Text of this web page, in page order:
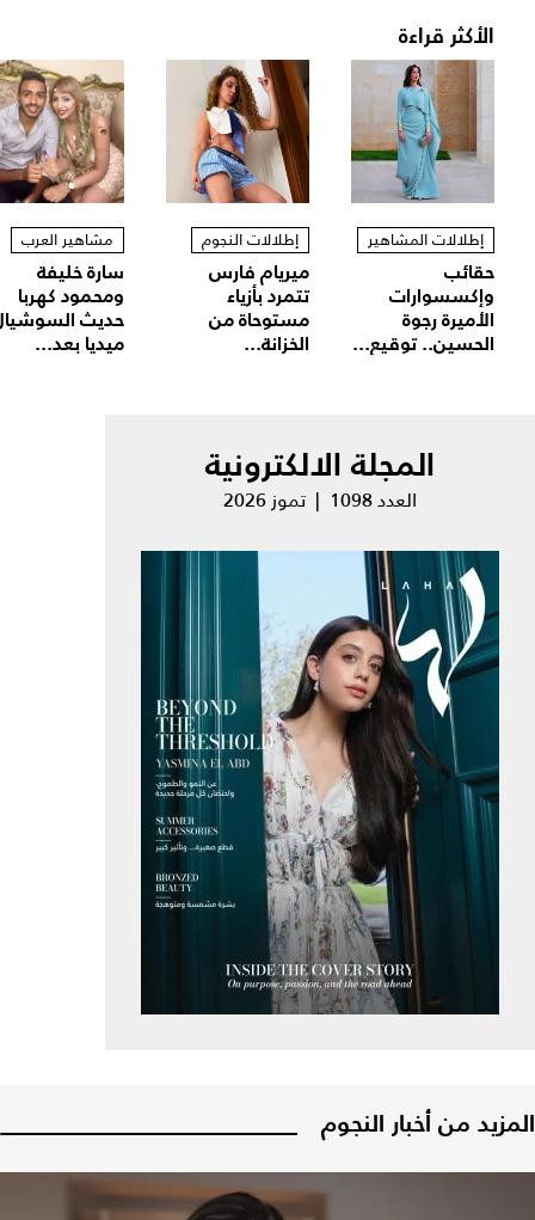
الأكثر قراءة
إطلالات المشاهير
حقائب
وإكسسوارات
الأميرة رجوة
الحسين.. توقيع...
إطلالات النجوم
ميريام فارس
تتمرد بأزياء
مستوحاة من
الخزانة...
مشاهير العرب
سارة خليفة
ومحمود كهربا
حديث
ميديا بعد...
المجلة الالكترونية
العدد 1098 | تموز 2026
المزيد من أخبار النجوم